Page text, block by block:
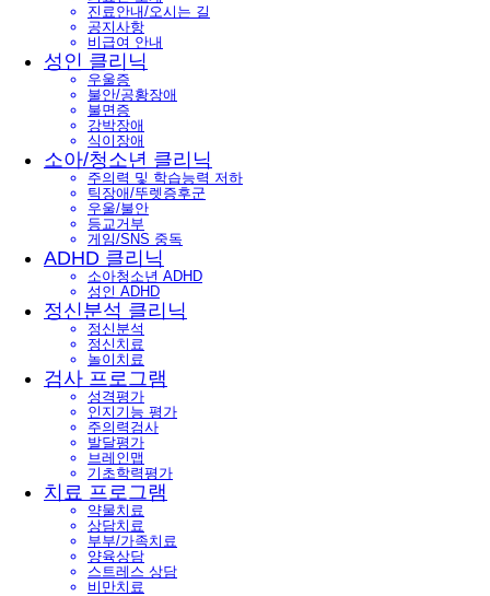
진료안내/오시는 길
공지사항
비급여 안내
성인 클리닉
우울증
불안/공황장애
불면증
강박장애
식이장애
소아/청소년 클리닉
주의력 및 학습능력 저하
틱장애/뚜렛증후군
우울/불안
등교거부
게임/SNS 중독
ADHD 클리닉
소아청소년 ADHD
성인 ADHD
정신분석 클리닉
정신분석
정신치료
놀이치료
검사 프로그램
성격평가
인지기능 평가
주의력검사
발달평가
브레인맵
기초학력평가
치료 프로그램
약물치료
상담치료
부부/가족치료
양육상담
스트레스 상담
비만치료